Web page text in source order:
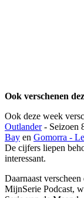
Ook verschenen
Ook deze week
Outlander- Seizoen
Bay en Gomorra -
De cijfers liepen
interessant.
Daarnaast
MijnSerie Podcast,